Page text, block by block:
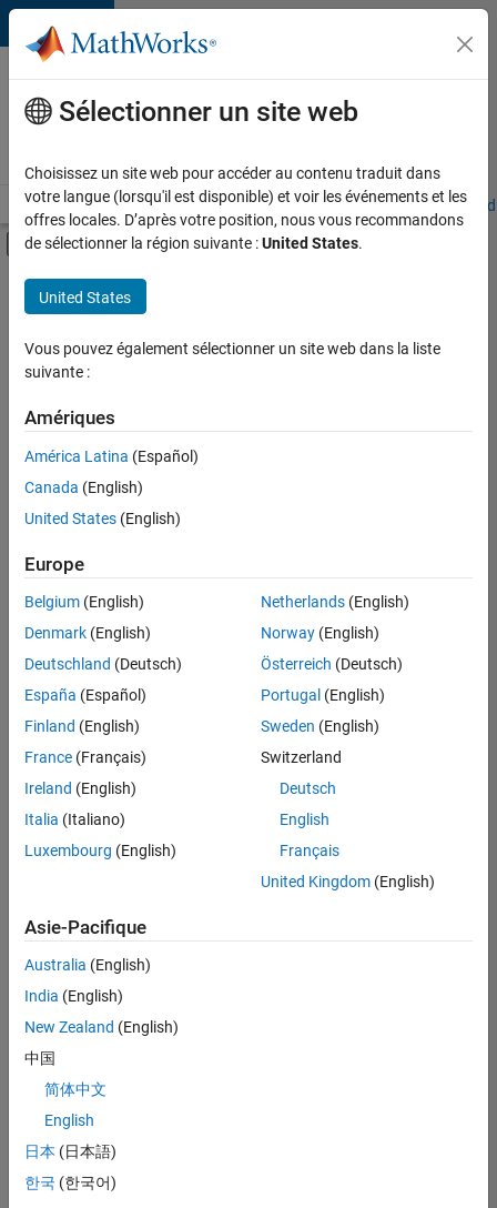
Passer au contenu
Votre
carrière
chez
Accueil Explorer nos opportunités Adresses de nos bureaux
Activer/désactiver l'affichage du menu
Contenu principal
FILTRER PAR
Gestion des programmes
Ingénierie de la qualité
Expérience utilisateur
Actuellement,
aucune
offre
d'emploi
correspondant
à vos
critères
de
recherche.
Vous
pouvez
élargir
votre
recherche
ou
afficher
l’ensemble
d'emploi.
malgré
tout
vous
trouvez
pas
d'offre
corresponde
à vos
Sélectionner un site web
Choisissez un site web pour accéder au contenu traduit dans
votre langue (lorsqu'il est disponible) et voir les événements et les
offres locales. D’après votre position, nous vous recommandons
de sélectionner la région suivante :United States.
United States
Vous pouvez également sélectionner un site web dans la liste
suivante :
Amériques
América Latina (Español)
Canada (English)
United States (English)
Europe
Belgium (English)
Denmark (English)
Deutschland (Deutsch)
España (Español)
Finland (English)
France (Français)
Ireland (English)
Italia (Italiano)
Luxembourg (English)
Netherlands(English)
Norway(English)
Österreich (Deutsch)
Portugal (English)
Sweden (English)
Switzerland
Deutsch
English
Français
United Kingdom(English)
Asie-Pacifique
Australia (English)
India (English)
New Zealand (English)
中国
简体中文
English
日本 (日本語)
한국 (한국어)